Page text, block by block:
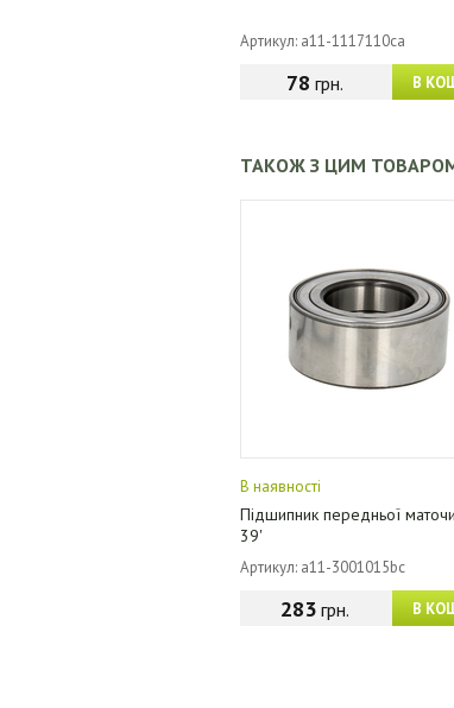
Артикул: a11-1117110ca
В
78 грн.
ТАКОЖ З ЦИМ
В наявності
Підшипник передньої
39'
Артикул: a11-3001015bc
В
283грн.